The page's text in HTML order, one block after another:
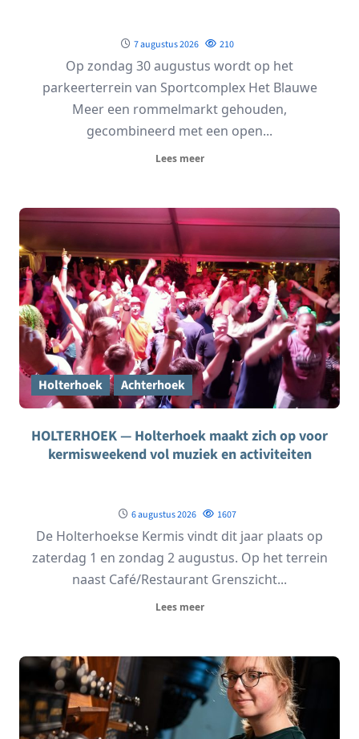
7 augustus 2026 210
Op zondag 30 augustus wordt op het
parkeerterrein van Sportcomplex Het Blauwe
Meer een rommelmarkt gehouden,
gecombineerd met een open...
Lees meer
Holterhoek Achterhoek
HOLTERHOEK — Holterhoek maakt zich op voor
kermisweekend vol muziek en activiteiten
6 augustus 2026 1607
De Holterhoekse Kermis vindt dit jaar plaats op
zaterdag 1 en zondag 2 augustus. Op het terrein
naast Café/Restaurant Grenszicht...
Lees meer